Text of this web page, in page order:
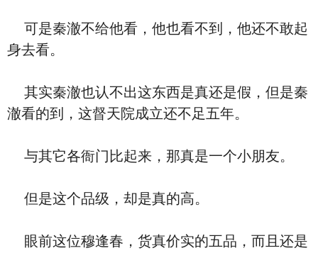
可是秦澈不给他看，他也看不到，他还不敢起
身去看。
其实秦澈也认不出这东西是真还是假，但是秦
澈看的到，这督天院成立还不足五年。
与其它各衙门比起来，那真是一个小朋友。
但是这个品级，却是真的高。
眼前这位穆逢春，货真价实的五品，而且还是